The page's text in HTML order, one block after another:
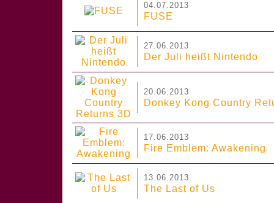
04.07.2013
FUSE
27.06.2013
Der Juli heißt Nintendo
20.06.2013
Donkey Kong Country
17.06.2013
Fire Emblem: Awakening
13.06.2013
The Last of Us